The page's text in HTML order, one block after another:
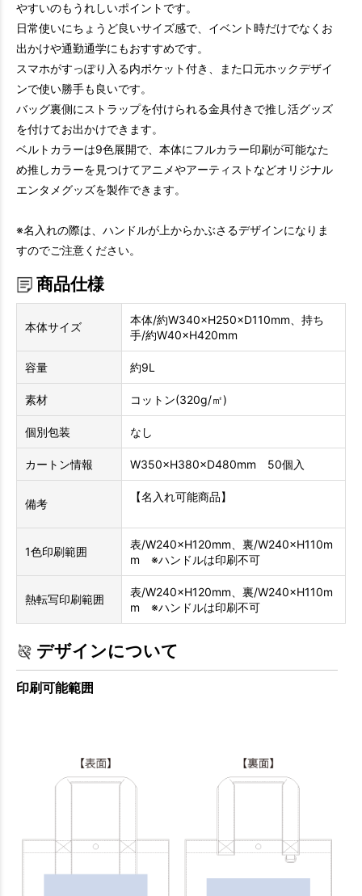
やすいのもうれしいポイントです。
日常使いにちょうど良いサイズ感で、イベント時だけでなくお
出かけや通勤通学にもおすすめです。
スマホがすっぽり入る内ポケット付き、また口元ホックデザイ
ンで使い勝手も良いです。
バッグ裏側にストラップを付けられる金具付きで推し活グッズ
を付けてお出かけできます。
ベルトカラーは9色展開で、本体にフルカラー印刷が可能なた
め推しカラーを見つけてアニメやアーティストなどオリジナル
エンタメグッズを製作できます。
※名入れの際は、ハンドルが上からかぶさるデザインになりま
すのでご注意ください。
商品仕様
本体サイズ
本体/約W340×H250×D110mm、持ち
手/約W40×H420mm
容量 約9L
素材 コットン(320g/㎡)
個別包装 なし
カートン情報 W350×H380×D480mm 50個入
備考
【名入れ可能商品】
1色印刷範囲
表/W240×H120mm、裏/W240×H110m
m ※ハンドルは印刷不可
熱転写印刷範囲
表/W240×H120mm、裏/W240×H110m
m ※ハンドルは印刷不可
デザインについて
印刷可能範囲